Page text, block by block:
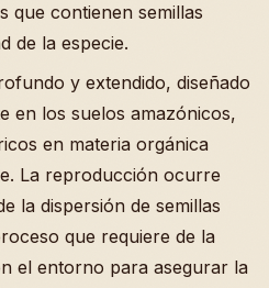
que contienen semillas
de la especie.
y extendido, diseñado
en los suelos amazónicos,
en materia orgánica
La reproducción ocurre
la dispersión de semillas
que requiere de la
el entorno para asegurar la